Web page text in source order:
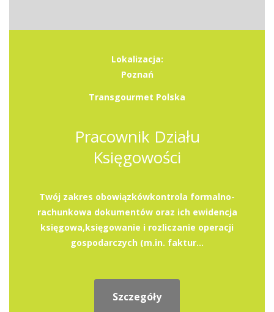
Lokalizacja:
Poznań
Transgourmet Polska
Pracownik Działu
Księgowości
Twój zakres obowiązkówkontrola formalno-
rachunkowa dokumentów oraz ich ewidencja
księgowa,księgowanie i rozliczanie operacji
gospodarczych (m.in. faktur...
Szczegóły